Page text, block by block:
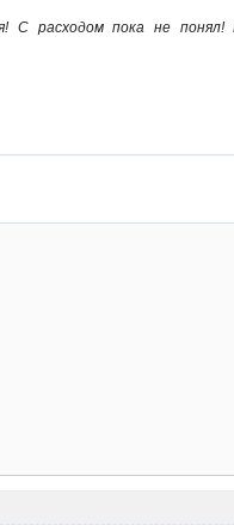
С расходом пока не понял!